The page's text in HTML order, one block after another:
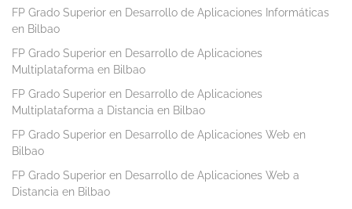
FP Grado Superior en Desarrollo de Aplicaciones Informáticas
en Bilbao
FP Grado Superior en Desarrollo de Aplicaciones
Multiplataforma en Bilbao
FP Grado Superior en Desarrollo de Aplicaciones
Multiplataforma a Distancia en Bilbao
FP Grado Superior en Desarrollo de Aplicaciones Web en
Bilbao
FP Grado Superior en Desarrollo de Aplicaciones Web a
Distancia en Bilbao